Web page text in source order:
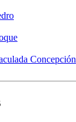
Concepción